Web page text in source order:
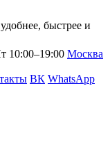
быстрее и
10:00–19:00 Москва
ВК WhatsApp